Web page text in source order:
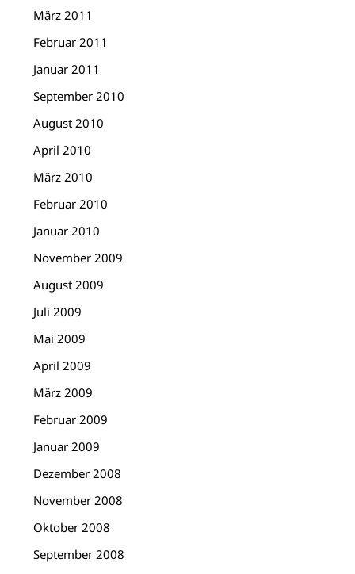
März 2011
Februar 2011
Januar 2011
September 2010
August 2010
April 2010
März 2010
Februar 2010
Januar 2010
November 2009
August 2009
Juli 2009
Mai 2009
April 2009
März 2009
Februar 2009
Januar 2009
Dezember 2008
November 2008
Oktober 2008
September 2008